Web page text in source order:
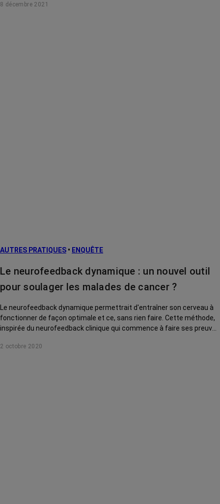
le sommeil.
8 décembre 2021
AUTRES PRATIQUES • ENQUÊTE
Le neurofeedback dynamique : un nouvel outil
pour soulager les malades de cancer ?
Le neurofeedback dynamique permettrait d'entraîner son cerveau à
fonctionner de façon optimale et ce, sans rien faire. Cette méthode,
inspirée du neurofeedback clinique qui commence à faire ses preuves
soulager anxiété, douleurs et insomnie. Sur quelle principe repose-t-
2 octobre 2020